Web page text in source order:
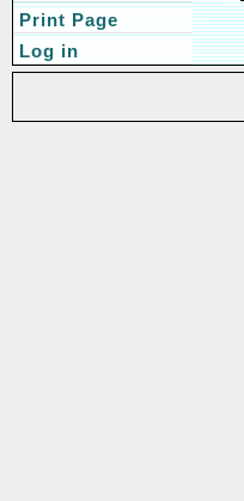
Print Page
Log in